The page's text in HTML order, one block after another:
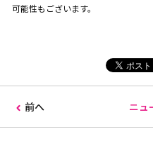
可能性もございます。
前へ ニュ